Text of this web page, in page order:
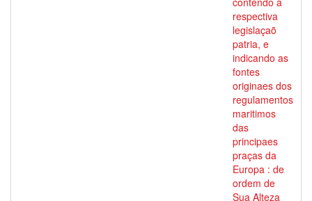
respectiva
legislaçaõ
patria, e
indicando as
fontes
originaes dos
regulamentos
maritimos
das
principaes
praças da
Europa : de
ordem de
Sua Alteza